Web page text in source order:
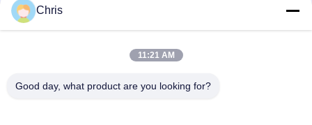
Chris
11:21 AM
Good day, what product are you looking for?